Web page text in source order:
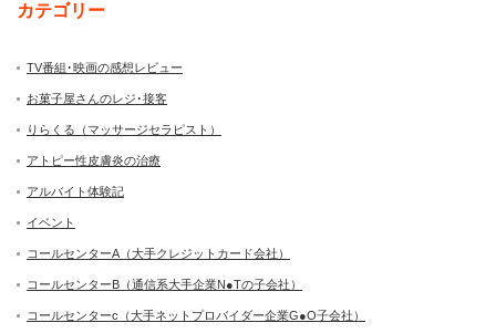
カテゴリー
TV番組･映画の感想レビュー
お菓子屋さんのレジ･接客
りらくる（マッサージセラピスト）
アトピー性皮膚炎の治療
アルバイト体験記
イベント
コールセンターA（大手クレジットカード会社）
コールセンターB（通信系大手企業N●Tの子会社）
コールセンターc（大手ネットプロバイダー企業G●O子会社）